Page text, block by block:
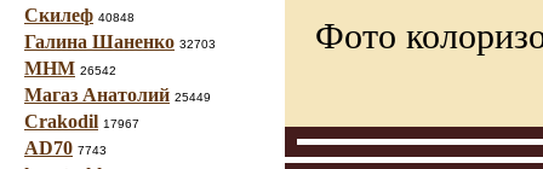
Скилеф 40848
Галина Шаненко 32703
МНМ 26542
Магаз Анатолий 25449
Crakodil 17967
AD70 7743
Фото